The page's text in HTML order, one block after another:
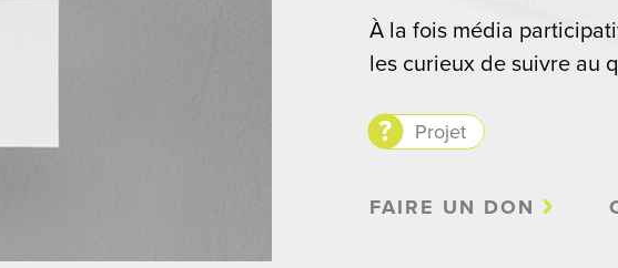
À la fois média
les curieux de suivre au
Projet
FAIRE UN DON